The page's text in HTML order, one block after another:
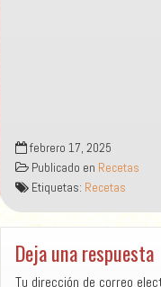
febrero 17, 2025
Publicado en Recetas
Etiquetas: Recetas
Deja una respuesta
Tu dirección de correo